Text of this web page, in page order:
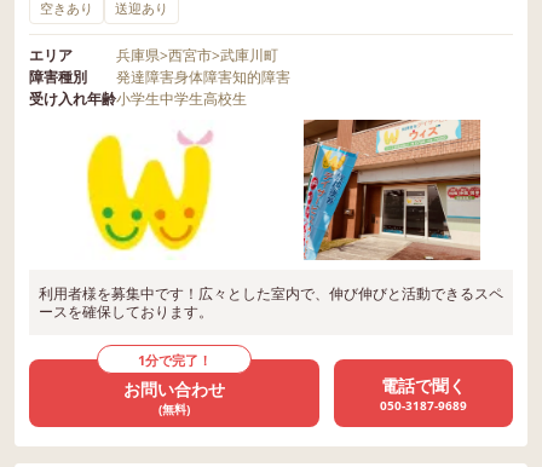
空きあり 送迎あり
エリア 兵庫県>西宮市>武庫川町
障害種別
発達障害身体障害知的障害
受け入れ年齢小学生中学生高校生
利用者様を募集中です！広々とした室内で、伸び伸びと活動できるスペ
ースを確保しております。
1分で完了！
お問い合わせ
(無料)
電話で聞く
050-3187-9689